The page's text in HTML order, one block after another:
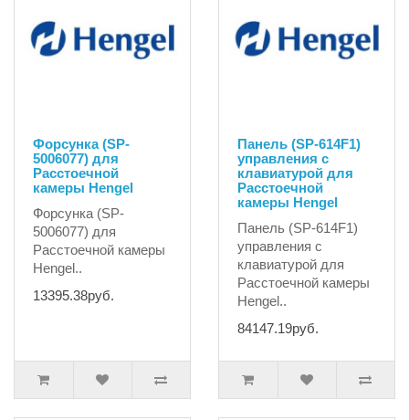
Форсунка (SP-
5006077) для
Расстоечной
камеры Hengel
Форсунка (SP-
5006077) для
Расстоечной камеры
Hengel..
13395.38руб.
Панель (SP-614F1)
управления с
клавиатурой для
Расстоечной
камеры Hengel
Панель (SP-614F1)
управления с
клавиатурой для
Расстоечной камеры
Hengel..
84147.19руб.